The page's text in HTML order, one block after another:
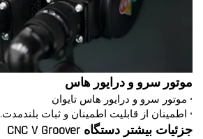
موتور سرو و درایور هاس
• موتور سرو و درایور هاس تایوان
• اطمینان از قابلیت اطمینان و ثبات بلندمدت.
جزئیات بیشتر دستگاه CNC V Groover